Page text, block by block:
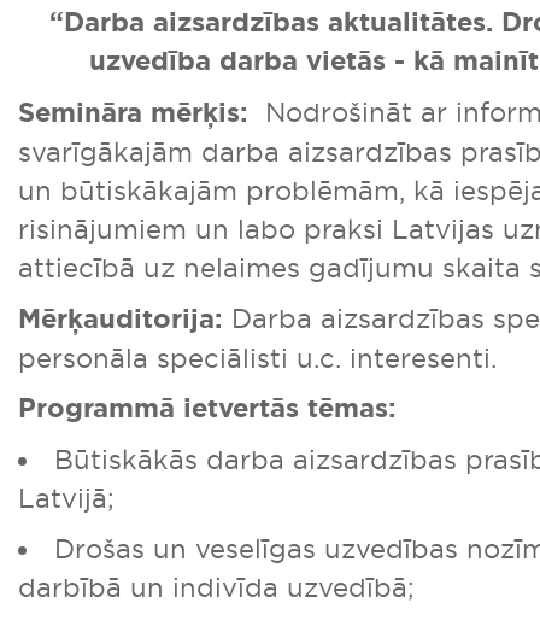
“Darba aizsardzības aktualitātes.
uzvedība darba vietās - kā
Semināra mērķis: Nodrošināt ar
svarīgākajām darba aizsardzības
un būtiskākajām problēmām, kā
risinājumiem un labo praksi Latvijas
attiecībā uz nelaimes gadījumu skaita
Mērķauditorija: Darba aizsardzības
personāla speciālisti u.c. interesenti.
Programmā ietvertās tēmas:
Būtiskākās darba aizsardzības
Latvijā;
Drošas un veselīgas uzvedības
darbībā un indivīda uzvedībā;